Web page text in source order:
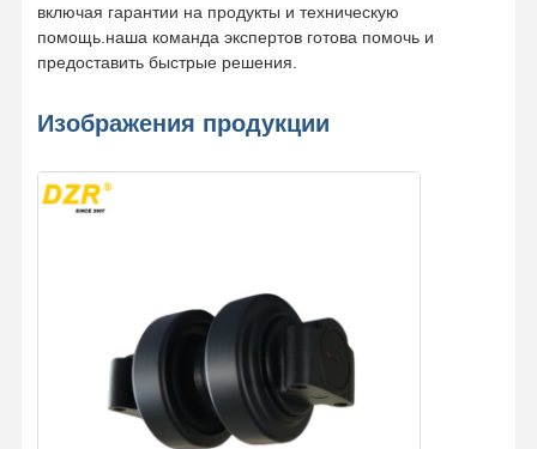
включая гарантии на продукты и техническую
помощь.наша команда экспертов готова помочь и
предоставить быстрые решения.
Изображения продукции